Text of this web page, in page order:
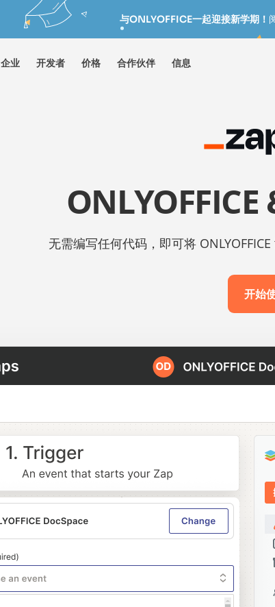
与ONLYOFFICE一起迎接新学期！
企业 开发者 价格 合作伙伴 信息
ONLYOFFICE
无需编写任何代码，即可将
开始